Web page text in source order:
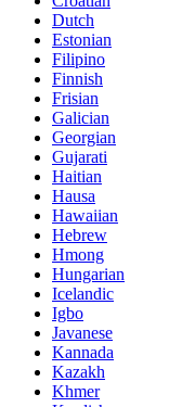
Dutch
Estonian
Filipino
Finnish
Frisian
Galician
Georgian
Gujarati
Haitian
Hausa
Hawaiian
Hebrew
Hmong
Hungarian
Icelandic
Igbo
Javanese
Kannada
Kazakh
Khmer